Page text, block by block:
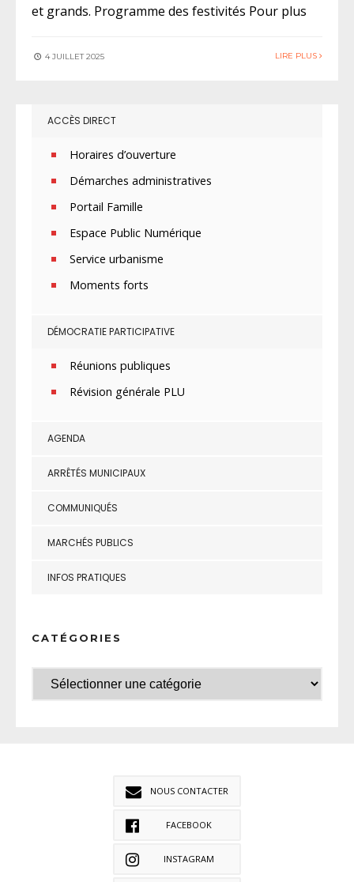
et grands. Programme des festivités Pour plus
4 JUILLET 2025 LIRE PLUS
ACCÈS DIRECT
Horaires d’ouverture
Démarches administratives
Portail Famille
Espace Public Numérique
Service urbanisme
Moments forts
DÉMOCRATIE PARTICIPATIVE
Réunions publiques
Révision générale PLU
AGENDA
ARRÊTÉS MUNICIPAUX
COMMUNIQUÉS
MARCHÉS PUBLICS
INFOS PRATIQUES
CATÉGORIES
NOUS CONTACTER
FACEBOOK
INSTAGRAM